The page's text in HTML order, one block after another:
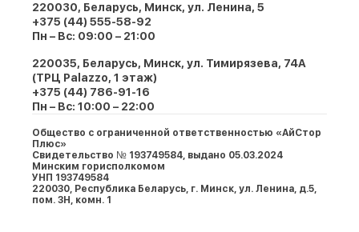
220030, Беларусь, Минск, ул. Ленина, 5
+375 (44) 555-58-92
Пн – Вс: 09:00 – 21:00
220035, Беларусь, Минск, ул. Тимирязева, 74A
(ТРЦ Palazzo, 1 этаж)
+375 (44) 786-91-16
Пн – Вс: 10:00 – 22:00
Общество с ограниченной ответственностью «АйСтор
Плюс»
Свидетельство № 193749584, выдано 05.03.2024
Минским горисполкомом
УНП 193749584
220030, Республика Беларусь, г. Минcк, ул. Ленина, д.5,
пом. 3Н, комн. 1